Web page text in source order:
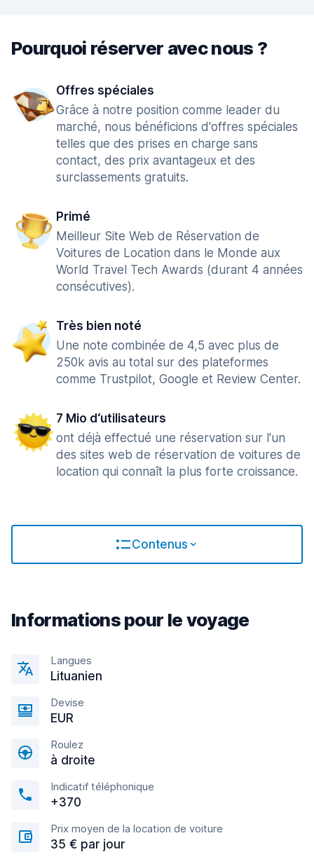
Pourquoi réserver avec nous ?
Offres spéciales
Grâce à notre position comme leader du
marché, nous bénéficions d'offres spéciales
telles que des prises en charge sans
contact, des prix avantageux et des
surclassements gratuits.
Primé
Meilleur Site Web de Réservation de
Voitures de Location dans le Monde aux
World Travel Tech Awards (durant 4 années
consécutives).
Très bien noté
Une note combinée de 4,5 avec plus de
250k avis au total sur des plateformes
comme Trustpilot, Google et Review Center.
7 Mio d‘utilisateurs
ont déjà effectué une réservation sur l'un
des sites web de réservation de voitures de
location qui connaît la plus forte croissance.
Contenus
Informations pour le voyage
Langues
Lituanien
Devise
EUR
Roulez
à droite
Indicatif téléphonique
+370
Prix moyen de la location de voiture
35 € par jour